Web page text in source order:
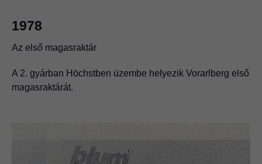
1978
Az első magasraktár
A 2. gyárban Höchstben üzembe helyezik Vorarlberg első
magasraktárát.